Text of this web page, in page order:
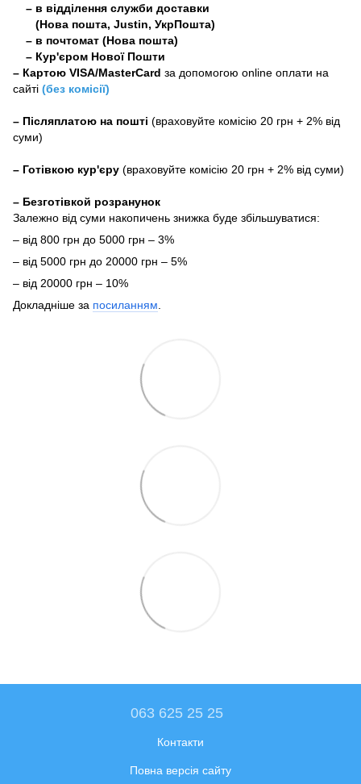
– в відділення служби доставки
(Нова пошта, Justin, УкрПошта)
– в почтомат (Нова пошта)
– Кур'єром Нової Пошти
– Картою VISA/MasterCard за допомогою online оплати на
сайті (без комісії)
– Післяплатою на пошті (враховуйте комісію 20 грн + 2% від
суми)
– Готівкою кур'єру (враховуйте комісію 20 грн + 2% від суми)
– Безготівкой розранунок
Залежно від суми накопичень знижка буде збільшуватися:
– від 800 грн до 5000 грн – 3%
– від 5000 грн до 20000 грн – 5%
– від 20000 грн – 10%
Докладніше за посиланням
063 625 25 25
Контакти
Повна версія сайту